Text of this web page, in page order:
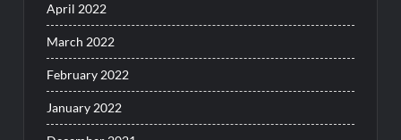
April 2022
March 2022
February 2022
January 2022